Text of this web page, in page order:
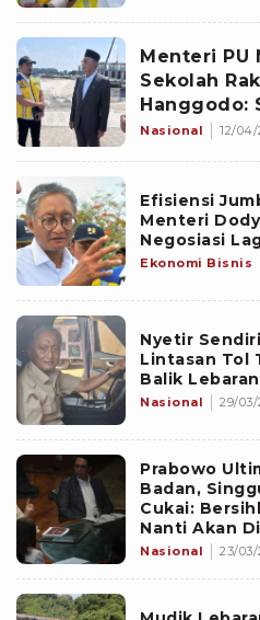
Menteri PU
Sekolah
Hanggodo:
Perintah
Nasional 12/04/
Efisiensi
Menteri
Negosiasi
Ekonomi Bisnis
Nyetir
Lintasan Tol
Balik
Nasional 29/03/
Prabowo
Badan,
Cukai:
Nanti Akan
Nasional 23/03/